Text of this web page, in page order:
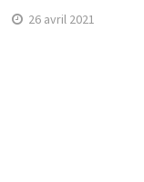
26 avril 2021